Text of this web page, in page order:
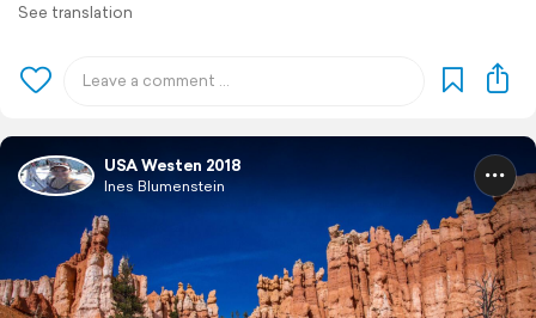
See translation
USA Westen 2018
Ines Blumenstein